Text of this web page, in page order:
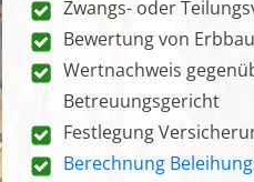
Zwangs- oder
Bewertung von
Wertnachweis
Betreuungsgericht
Festlegung
Berechnung